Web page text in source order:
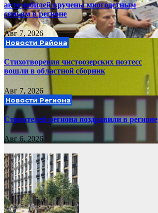
автомобилей вручены многодетным
семьям в регионе
Авг 7, 2026
Новости Района
Стихотворения чистоозерских поэтесс
вошли в областной сборник
Авг 7, 2026
Новости Региона
Строителей региона поздравили в регионе
Авг 6, 2026